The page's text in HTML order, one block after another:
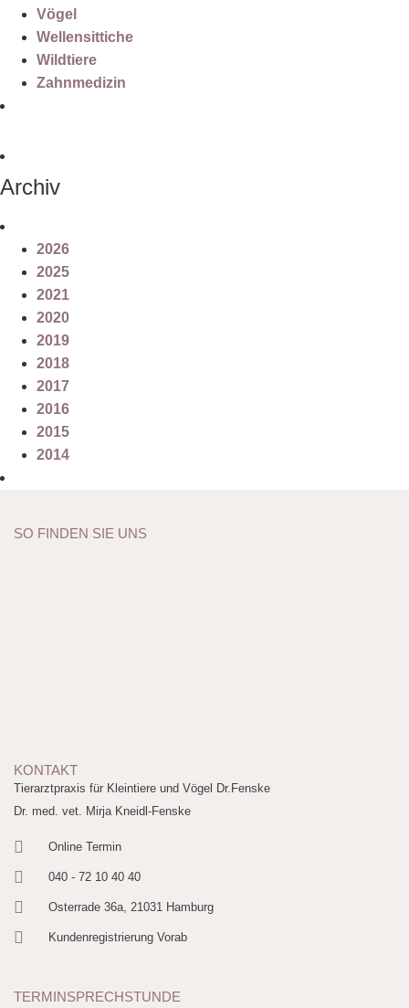
Vögel
Wellensittiche
Wildtiere
Zahnmedizin
Archiv
2026
2025
2021
2020
2019
2018
2017
2016
2015
2014
SO FINDEN SIE UNS
KONTAKT
Tierarztpraxis für Kleintiere und Vögel Dr.Fenske
Dr. med. vet. Mirja Kneidl-Fenske
Online Termin
040 - 72 10 40 40
Osterrade 36a, 21031 Hamburg
Kundenregistrierung Vorab
TERMINSPRECHSTUNDE